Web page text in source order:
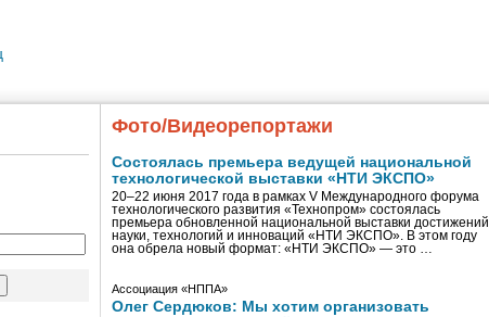
Фото/Видеорепортажи
Состоялась премьера ведущей национальной
технологической выставки «НТИ ЭКСПО»
20–22 июня 2017 года в рамках V Международного форума
технологического развития «Технопром» состоялась
премьера обновленной национальной выставки достижений
науки, технологий и инноваций «НТИ ЭКСПО». В этом году
она обрела новый формат: «НТИ ЭКСПО» — это …
Ассоциация «НППА»
Олег Сердюков: Мы хотим организовать